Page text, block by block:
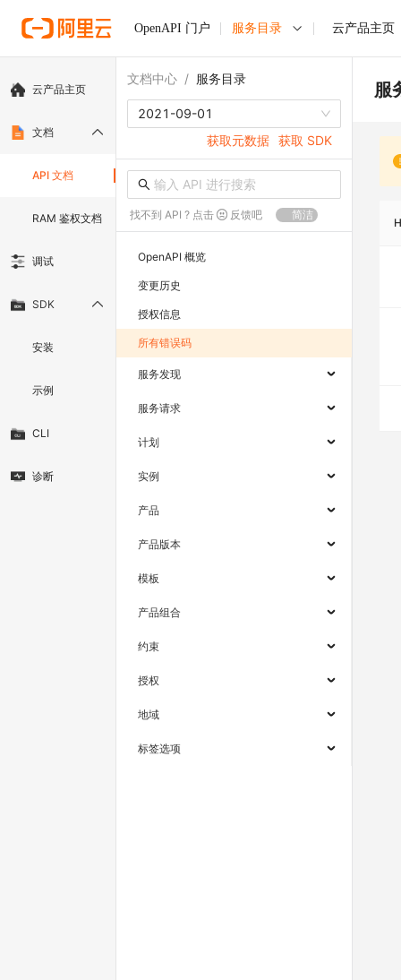
OpenAPI 门户 服务目录 云产品主页
云产品主页
文档
API 文档
RAM 鉴权文档
调试
SDK
安装
示例
CLI
诊断
文档中心 / 服务目录
2021-09-01
获取元数据 获取 SDK
找不到 API ? 点击 反馈吧 简洁
OpenAPI 概览
变更历史
授权信息
所有错误码
服务发现
服务请求
计划
实例
产品
产品版本
模板
产品组合
约束
授权
地域
标签选项
服